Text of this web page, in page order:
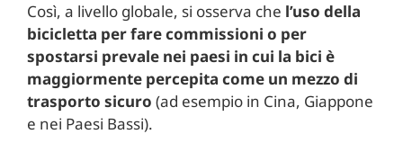
Così, a livello globale, si osserva che l’uso della
bicicletta per fare commissioni o per
spostarsi prevale nei paesi in cui la bici è
maggiormente percepita come un mezzo di
trasporto sicuro (ad esempio in Cina, Giappone
e nei Paesi Bassi).